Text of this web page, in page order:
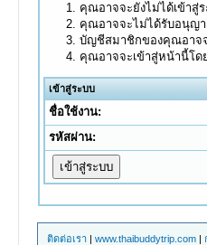
คุณอาจจะยังไม่ได้เข้าสู่
คุณอาจจะไม่ได้รับอนุญ
บัญชีสมาชิกของคุณอาจ
คุณอาจจะเข้าสู่หน้านี้โด
เข้าสู่ระบบ
ชื่อใช้งาน:
รหัสผ่าน:
ติดต่อเรา |www.thaibuddytrip.com |